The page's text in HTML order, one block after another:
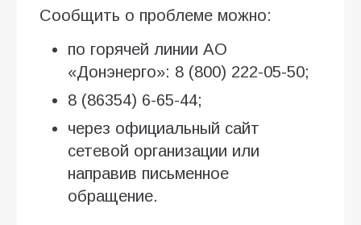
Сообщить о проблеме можно:
по горячей линии АО
«Донэнерго»: 8 (800) 222-05-50;
8 (86354) 6-65-44;
через официальный сайт
сетевой организации или
направив письменное
обращение.